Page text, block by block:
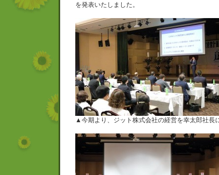
を発表いたしました。
▲今期より、ジット株式会社の経営を幸太郎社長